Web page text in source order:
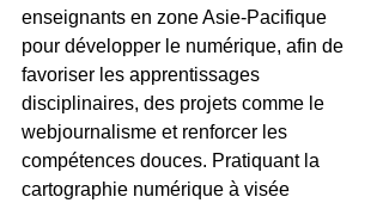
enseignants en zone Asie-Pacifique
pour développer le numérique, afin de
favoriser les apprentissages
disciplinaires, des projets comme le
webjournalisme et renforcer les
compétences douces. Pratiquant la
cartographie numérique à visée